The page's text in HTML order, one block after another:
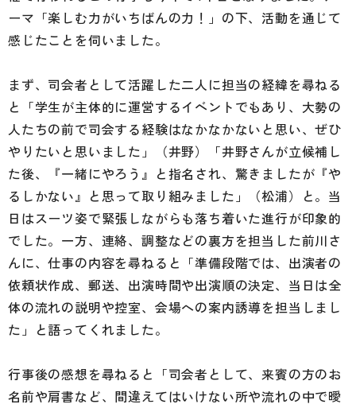
ーマ「楽しむ力がいちばんの力！」の下、活動を通じて
感じたことを伺いました。
まず、司会者として活躍した二人に担当の経緯を尋ねる
と「学生が主体的に運営するイベントでもあり、大勢の
人たちの前で司会する経験はなかなかないと思い、ぜひ
やりたいと思いました」（井野）「井野さんが立候補し
た後、『一緒にやろう』と指名され、驚きましたが『や
るしかない』と思って取り組みました」（松浦）と。当
日はスーツ姿で緊張しながらも落ち着いた進行が印象的
でした。一方、連絡、調整などの裏方を担当した前川さ
んに、仕事の内容を尋ねると「準備段階では、出演者の
依頼状作成、郵送、出演時間や出演順の決定、当日は全
体の流れの説明や控室、会場への案内誘導を担当しまし
た」と語ってくれました。
行事後の感想を尋ねると「司会者として、来賓の方のお
名前や肩書など、間違えてはいけない所や流れの中で曖